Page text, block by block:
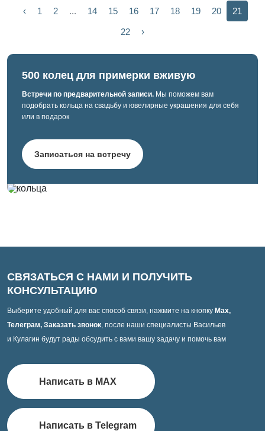
‹ 1 2 ... 14 15 16 17 18 19 20 21
22 ›
500 колец для примерки вживую
Встречи по предварительной записи. Мы поможем вам
подобрать кольца на свадьбу и ювелирные украшения для себя
или в подарок
Записаться на встречу
СВЯЗАТЬСЯ С НАМИ И ПОЛУЧИТЬ
КОНСУЛЬТАЦИЮ
Выберите удобный для вас способ связи, нажмите на кнопку Max,
Телеграм, Заказать звонок, после наши специалисты Васильев
и Кулагин будут рады обсудить с вами вашу задачу и помочь вам
Написать в MAX
Написать в Telegram